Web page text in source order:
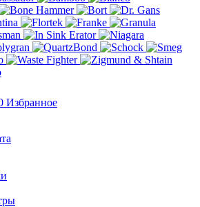
Избранное